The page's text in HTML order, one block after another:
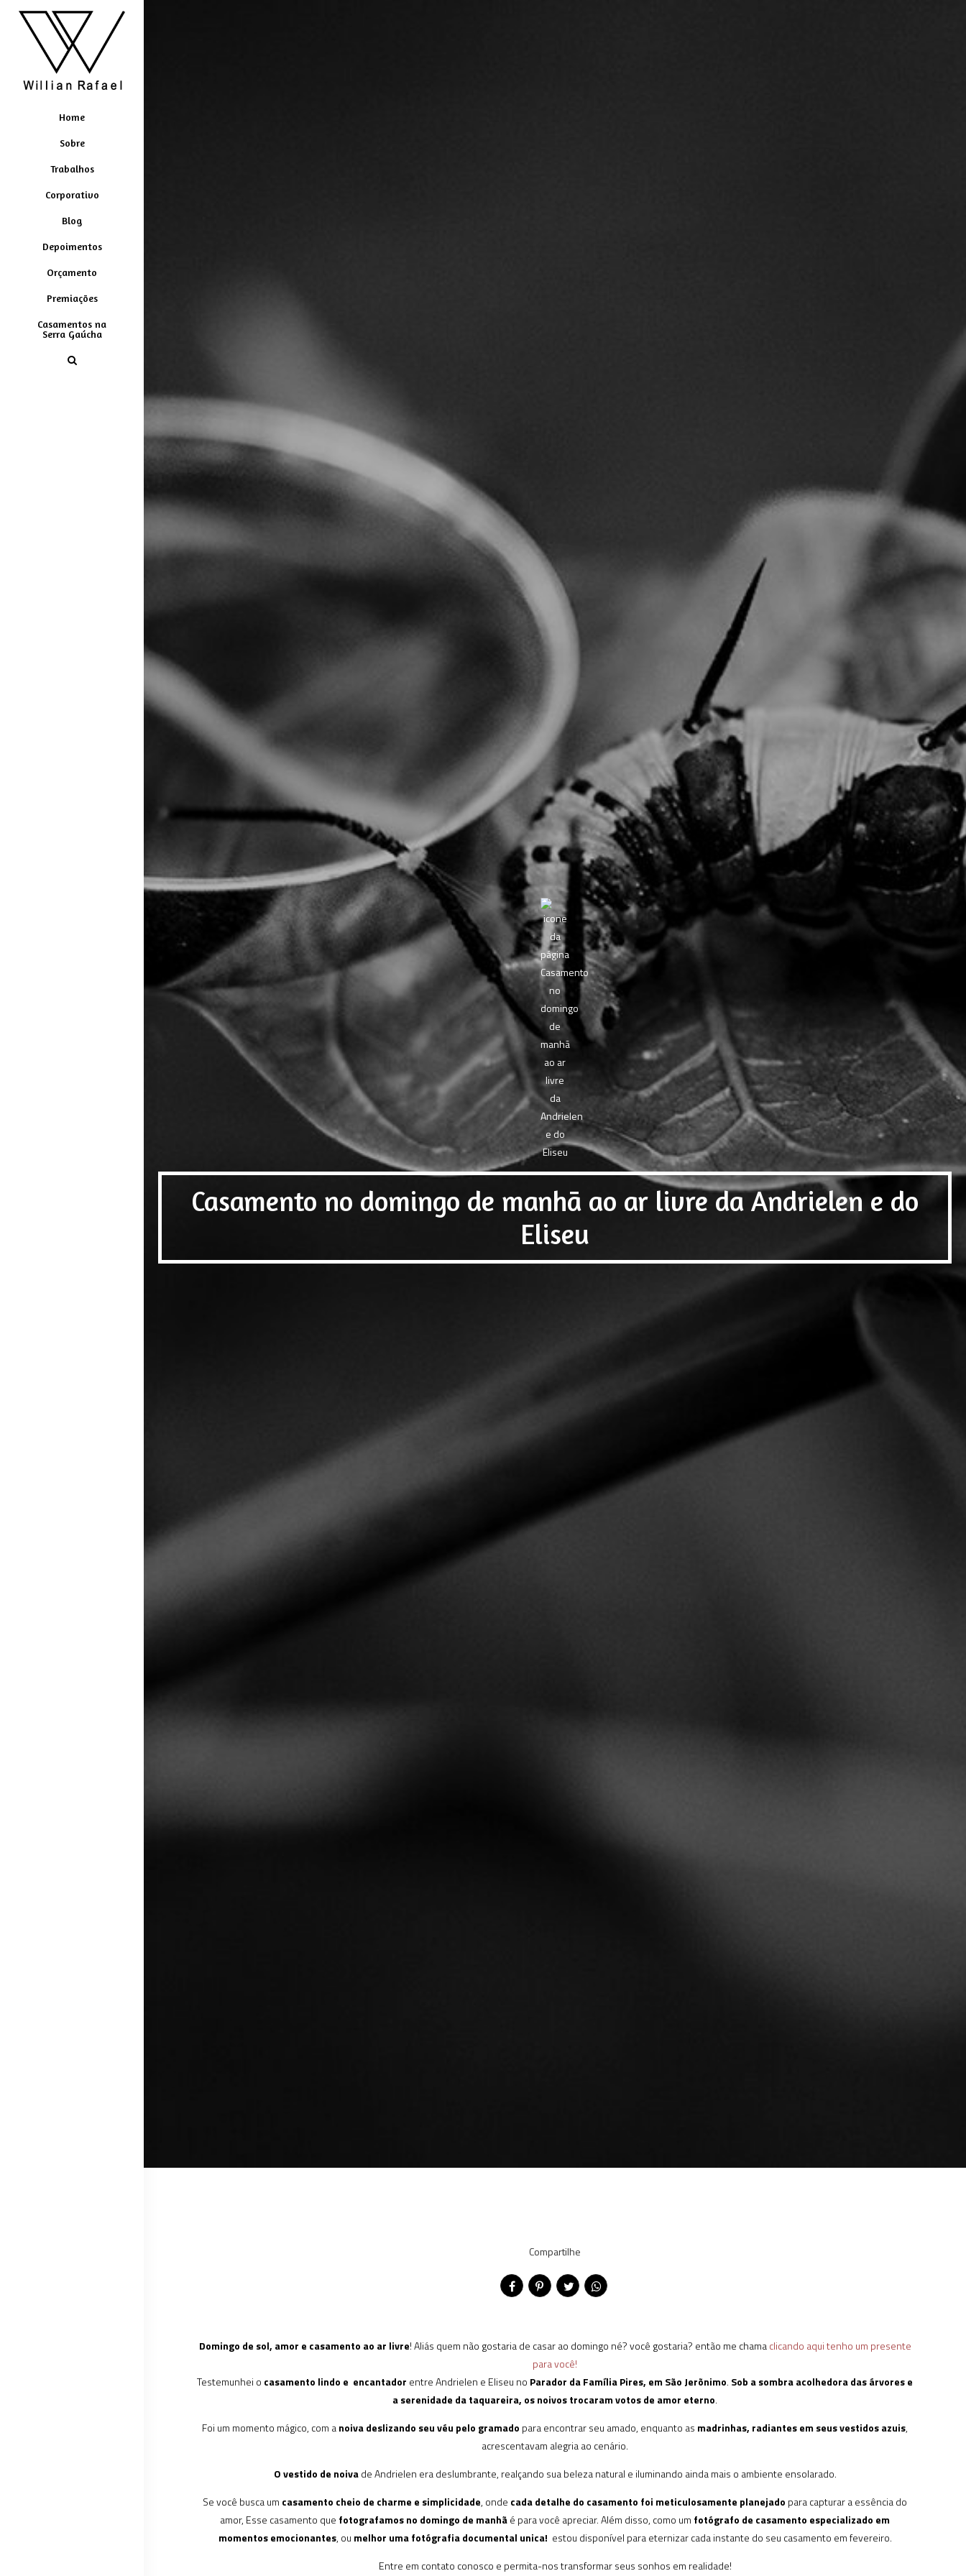
Home
Sobre
Trabalhos
Corporativo
Blog
Depoimentos
Orçamento
Premiações
Casamentos na
Serra Gaúcha
Casamento no domingo de manhã ao ar livre da Andrielen e do
Eliseu
Compartilhe
Domingo de sol, amor e casamento ao ar livre! Aliás quem não gostaria de casar ao domingo né? você gostaria? então me chamaclicando aqui tenho um presente
para você!
Testemunhei o casamento lindo e encantador entre Andrielen e Eliseu no Parador da Família Pires, em São Jerõnimo. Sob a sombra acolhedora das árvores e
a serenidade da taquareira, os noivos trocaram votos de amor eterno.
Foi um momento mágico, com anoiva deslizando seu véu pelo gramado para encontrar seu amado, enquanto as madrinhas, radiantes em seus vestidos azuis,
acrescentavam alegria ao cenário.
O vestido de noivade Andrielen era deslumbrante, realçando sua beleza natural e iluminando ainda mais o ambiente ensolarado.
Se você busca um casamento cheio de charme e simplicidade, onde cada detalhe do casamento foi meticulosamente planejado para capturar a essência do
amor, Esse casamento que fotografamos no domingo de manhãé para você apreciar. Além disso, como um fotógrafo de casamento especializado em
momentos emocionantes, ou melhor uma fotógrafia documental unica! estou disponível para eternizar cada instante do seu casamento em fevereiro.
Entre em contato conosco e permita-nos transformar seus sonhos em realidade!